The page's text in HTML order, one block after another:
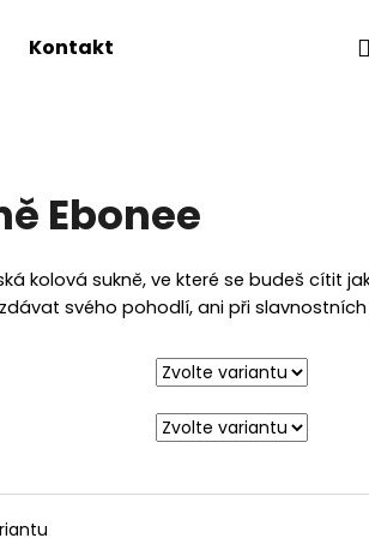
Kontakt
Ebonee
kolová sukně, ve které se budeš cítit
svého pohodlí, ani při